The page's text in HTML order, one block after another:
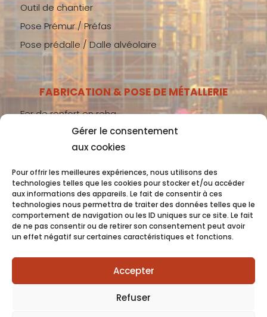
Gérer le consentement
aux cookies
Pour offrir les meilleures expériences, nous utilisons des
technologies telles que les cookies pour stocker et/ou accéder
aux informations des appareils. Le fait de consentir à ces
technologies nous permettra de traiter des données telles que le
comportement de navigation ou les ID uniques sur ce site. Le fait
de ne pas consentir ou de retirer son consentement peut avoir
un effet négatif sur certaines caractéristiques et fonctions.
Accepter
Refuser
Outil de chantier
Pose Prémur / Préfas
Pose prédalle / Dalle alvéolaire
FABRICATION & POSE DE MÉTALLERIE
Fer de renfort en reha
Métallerie gros-œuvre
Métallerie second-œuvre
Métallerie industrie
Coquet 2022 -Mentions Légales- Conception
OC COM’UNIQUE